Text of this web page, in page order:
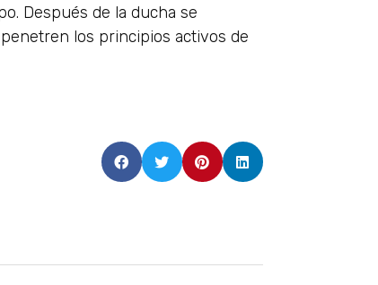
Después de la ducha se
los principios activos de